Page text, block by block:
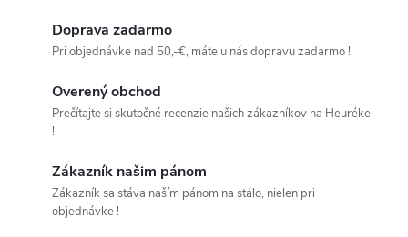
Doprava zadarmo
Pri objednávke nad 50,-€, máte u nás dopravu zadarmo !
Overený obchod
Prečítajte si skutočné recenzie našich zákazníkov na Heuréke
!
Zákazník našim pánom
Zákazník sa stáva naším pánom na stálo, nielen pri
objednávke !